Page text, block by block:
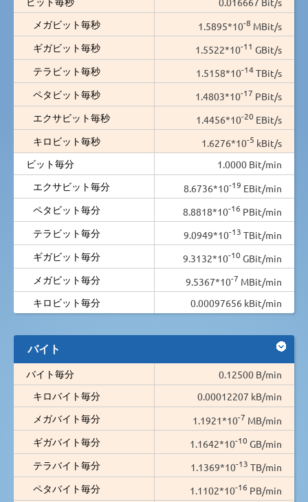
メガビット毎秒
1.5895*10-8 MBit/s
ギガビット毎秒
1.5522*10-11 GBit/s
テラビット毎秒
1.5158*10-14TBit/s
ペタビット毎秒
1.4803*10-17 PBit/s
エクサビット毎秒
1.4456*10-20 EBit/s
キロビット毎秒
1.6276*10-5 kBit/s
ビット毎分
1.0000 Bit/min
エクサビット毎分
8.6736*10-19 EBit/min
ペタビット毎分
8.8818*10-16 PBit/min
テラビット毎分
9.0949*10-13 TBit/min
ギガビット毎分
9.3132*10-10 GBit/min
メガビット毎分
9.5367*10-7 MBit/min
キロビット毎分
0.00097656 kBit/min
バイト
バイト毎分
0.12500 B/min
キロバイト毎分
0.00012207 kB/min
メガバイト毎分
1.1921*10-7 MB/min
ギガバイト毎分
1.1642*10-10 GB/min
テラバイト毎分
1.1369*10-13 TB/min
ペタバイト毎分
1.1102*10-16 PB/min